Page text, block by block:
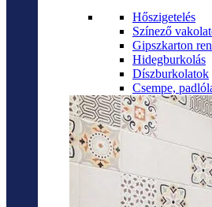
Hőszigetelés
Színező
Gipszkarton
Hidegburkolás
Díszburkolatok
Csempe,